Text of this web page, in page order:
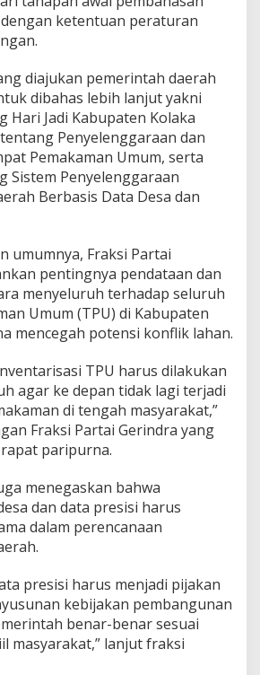
S
t
r
t
e
g
i
s
ketentuan peraturan
diajukan pemerintah daerah
dibahas lebih lanjut yakni
Hari Jadi Kabupaten Kolaka
Penyelenggaraan dan
Pemakaman Umum, serta
Sistem Penyelenggaraan
Berbasis Data Desa dan
umumnya, Fraksi Partai
pentingnya pendataan dan
menyeluruh terhadap seluruh
Umum (TPU) di Kabupaten
mencegah potensi konflik lahan.
TPU harus dilakukan
agar ke depan tidak lagi terjadi
di tengah masyarakat,”
Fraksi Partai Gerindra yang
paripurna.
menegaskan bahwa
dan data presisi harus
dalam perencanaan
presisi harus menjadi pijakan
kebijakan pembangunan
benar-benar sesuai
masyarakat,” lanjut fraksi